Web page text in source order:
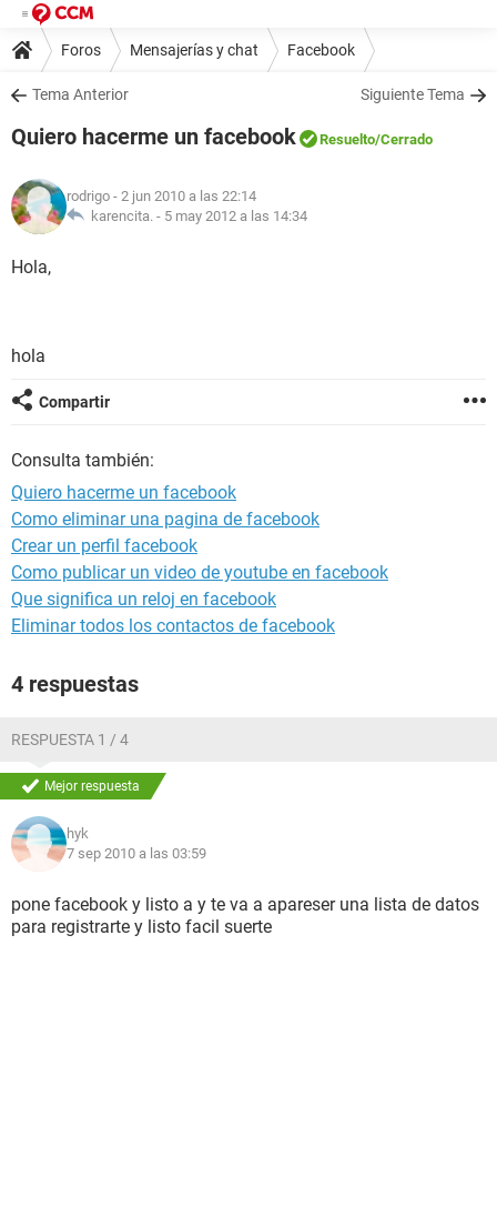
Foros Mensajerías y chat Facebook
Tema Anterior Siguiente Tema
Quiero hacerme un facebook Resuelto/Cerrado
rodrigo - 2 jun 2010 a las 22:14
karencita. - 5 may 2012 a las 14:34
Hola,
hola
Compartir
Consulta también:
Quiero hacerme un facebook
Como eliminar una pagina de facebook
Crear un perfil facebook
Como publicar un video de youtube en facebook
Que significa un reloj en facebook
Eliminar todos los contactos de facebook
4 respuestas
RESPUESTA 1 / 4
Mejor respuesta
hyk
7 sep 2010 a las 03:59
pone facebook y listo a y te va a apareser una lista de datos
para registrarte y listo facil suerte